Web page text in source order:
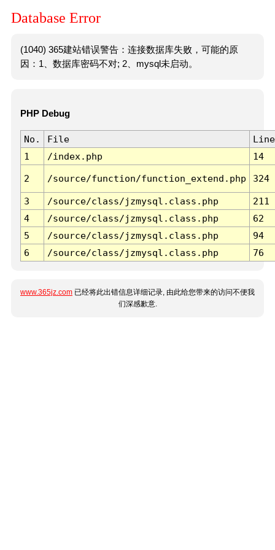
Database Error
(1040) 365建站错误警告：连接数据库失败，可能的原
因：1、数据库密码不对; 2、mysql未启动。
PHP Debug
No. File
Line
1
/index.php 14
2 /source/function/function_extend.php 324
3 /source/class/jzmysql.class.php
211
4
/source/class/jzmysql.class.php
62
5
/source/class/jzmysql.class.php
94
6
/source/class/jzmysql.class.php 76
www.365jz.com 已经将此出错信息详细记录, 由此给您带来的访问不便我
们深感歉意.